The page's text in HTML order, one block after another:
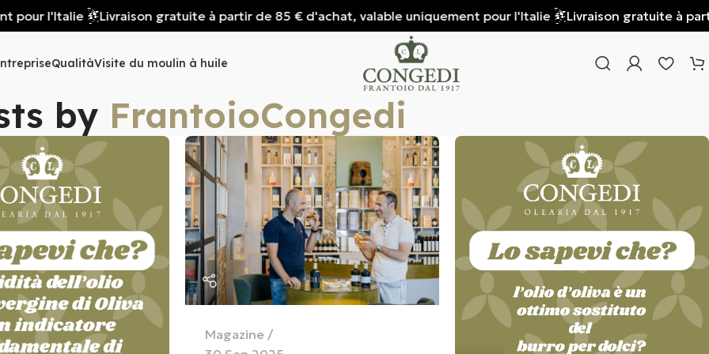
l'Italie Livraison gratuite à partir de 85 € d'achat, valable uniquement pour l'Italie Livraison gratuite à partir
QualitàVisite du moulin à huile
by FrantoioCongedi
Magazine